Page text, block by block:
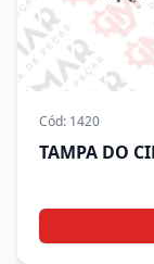
Cód: 1420
TAMPA DO